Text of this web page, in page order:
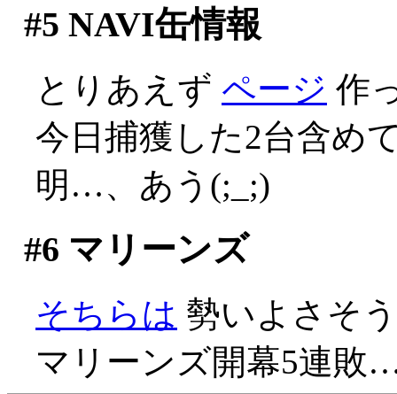
#5 NAVI缶情報
とりあえず ページ 作
今日捕獲した2台含め
明…、あう(;_;)
#6 マリーンズ
そちらは 勢いよさそ
マリーンズ開幕5連敗